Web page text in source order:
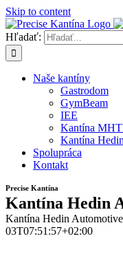
Skip to content
Hľadať:
Naše kantíny
Gastrodom
GymBeam
IEE
Kantína
Kantína
Spolupráca
Kontakt
Precise Kantína
Kantína Hedin
Kantína Hedin
03T07:51:57+02:00